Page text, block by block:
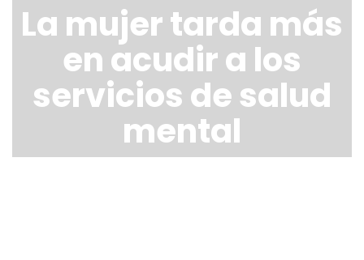
La mujer tarda más
en acudir a los
servicios de salud
mental